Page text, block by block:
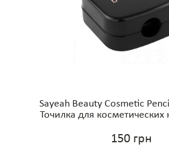
Sayeah Beauty Cosmetic
Точилка для
150 грн